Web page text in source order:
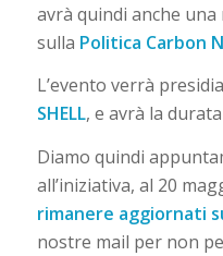
avrà quindi anche
sulla Politica Carbon
L’evento verrà
SHELL, e avrà la
Diamo quindi
all’iniziativa, al 20
rimanere aggiornati
nostre mail per non